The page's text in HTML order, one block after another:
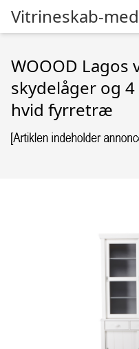
Vitrineskab-
WOOOD Lagos
skydelåger og
hvid fyrretræ